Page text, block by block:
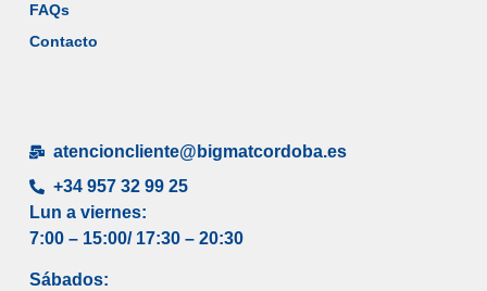
FAQs
Contacto
atencioncliente@bigmatcordoba.es
+34 957 32 99 25
Lun a viernes:
7:00 – 15:00/ 17:30 – 20:30
Sábados: